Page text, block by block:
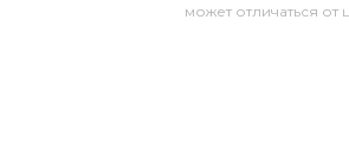
может отличаться от